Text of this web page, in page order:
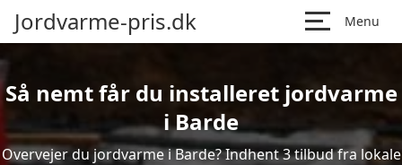
Jordvarme-pris.dk Menu
Så nemt får du installeret jordvarme
i Barde
Overvejer du jordvarme i Barde? Indhent 3 tilbud fra lokale